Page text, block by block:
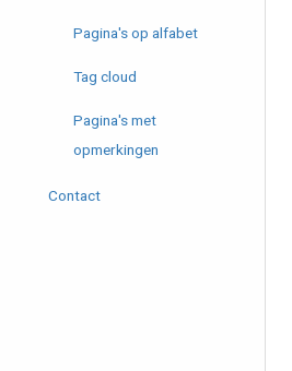
Pagina's op alfabet
Tag cloud
Pagina's met
opmerkingen
Contact